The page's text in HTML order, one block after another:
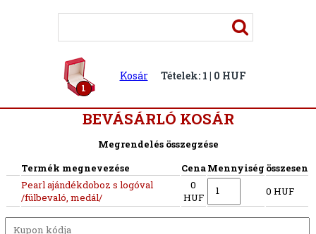
1
Kosár Tételek: 1 | 0 HUF
BEVÁSÁRLÓ KOSÁR
Megrendelés összegzése
Termék megnevezése
CenaMennyiség összesen
Pearl ajándékdoboz s logóval
/fülbevaló, medál/
0
HUF
0 HUF